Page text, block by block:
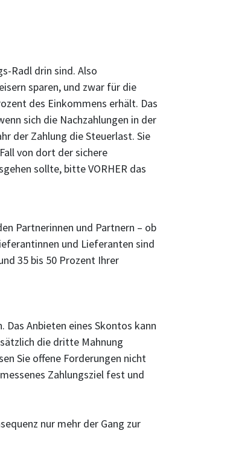
Radl drin sind. Also
sparen, und zwar für die
des Einkommens erhält. Das
sich die Nachzahlungen in der
der Zahlung die Steuerlast. Sie
von dort der sichere
sollte, bitte VORHER das
Partnerinnen und Partnern – ob
und Lieferanten sind
35 bis 50 Prozent Ihrer
Das Anbieten eines Skontos kann
die dritte Mahnung
Sie offene Forderungen nicht
Zahlungsziel fest und
nur mehr der Gang zur